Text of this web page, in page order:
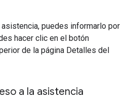
puedes informarlo por
hacer clic en el botón
de la página Detalles del
a la asistencia